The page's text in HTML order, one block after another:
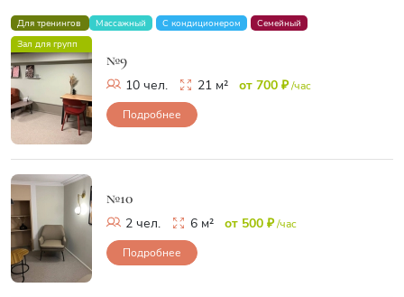
Для тренингов Массажный С кондиционером
Семейный
Зал для групп
№9
10 чел. 21 м² от 700 ₽/час
Подробнее
№10
2 чел. 6 м² от 500 ₽/час
Подробнее